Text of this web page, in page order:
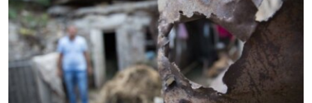
СВІТ
КИТАЙ.ВИКЛИКИ
МУЛЬТИМЕДІА
ФОТО
СПЕЦПРОЄКТИ